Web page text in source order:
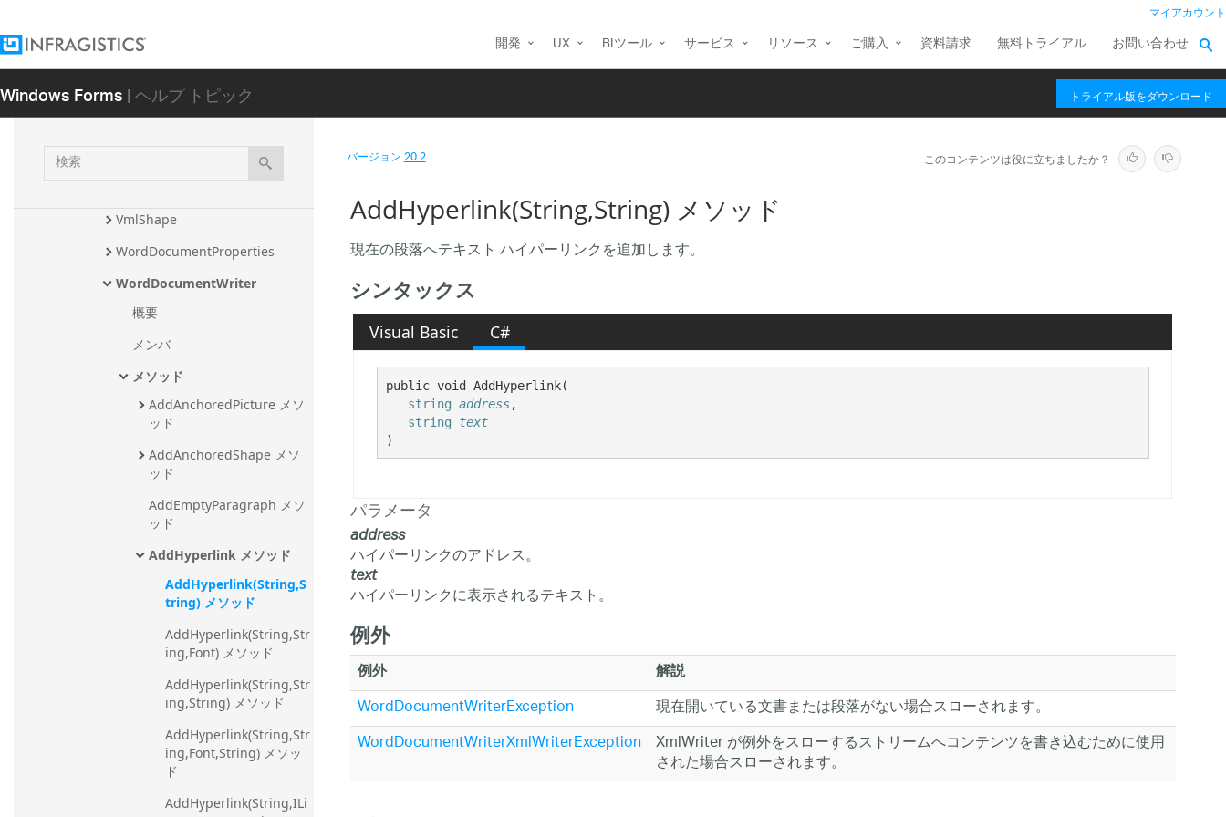
マイアカウント
開発 UX BIツール サービス リソース ご購入 資料請求 無料トライアル お問い合わせ
Windows Forms| ヘルプ トピック トライアル版をダウンロード
検
索
VmlLine
VmlRectangle
VmlShape
WordDocumentProperties
WordDocumentWriter
概要
メンバ
メソッド
AddAnchoredPicture メソ
ッド
AddAnchoredShape メソ
ッド
AddEmptyParagraph メソ
ッド
AddHyperlink メソッド
AddHyperlink(String,S
tring) メソッド
AddHyperlink(String,Str
ing,Font) メソッド
AddHyperlink(String,Str
ing,String) メソッド
AddHyperlink(String,Str
ing,Font,String) メソッ
ド
AddHyperlink(String,ILi
バージョン20.2 このコンテンツは役に立ちましたか？
AddHyperlink(String,String) メソッド
現在の段落へテキスト ハイパーリンクを追加します。
シンタックス
Visual Basic C#
public void AddHyperlink(
string address,
string
text
)
パラメータ
address
ハイパーリンクのアドレス。
text
ハイパーリンクに表示されるテキスト。
例外
例外 解説
WordDocumentWriterException
現在開いている文書または段落がない場合スローされます。
WordDocumentWriterXmlWriterException XmlWriter が例外をスローするストリームへコンテンツを書き込むために使用
された場合スローされます。